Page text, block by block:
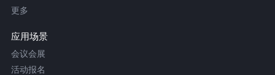
更多
应用场景
会议会展
活动报名